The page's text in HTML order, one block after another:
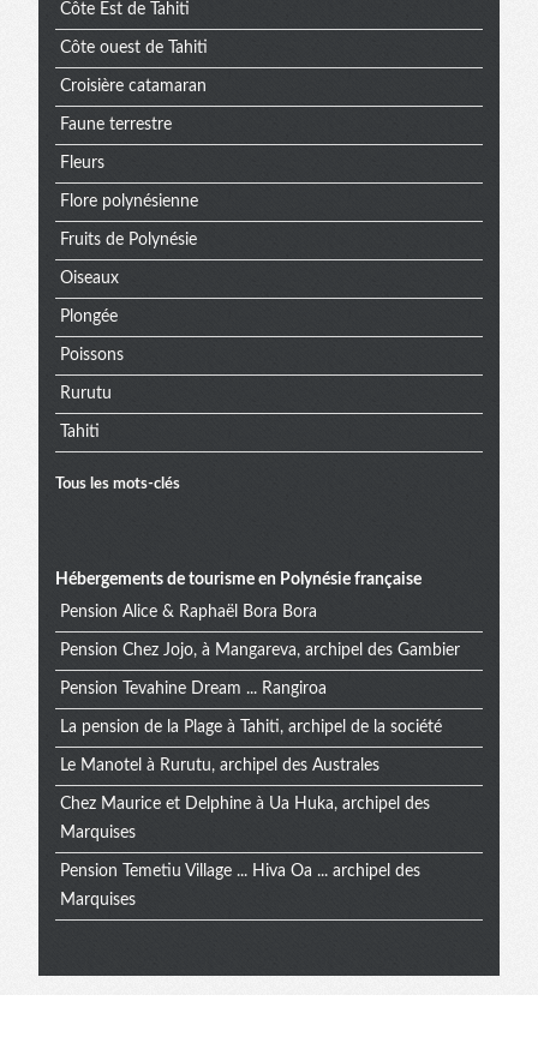
Côte Est de Tahiti
Côte ouest de Tahiti
Croisière catamaran
Faune terrestre
Fleurs
Flore polynésienne
Fruits de Polynésie
Oiseaux
Plongée
Poissons
Rurutu
Tahiti
Tous les mots-clés
Hébergements de tourisme en Polynésie française
Pension Alice & Raphaël Bora Bora
Pension Chez Jojo, à Mangareva, archipel des Gambier
Pension Tevahine Dream ... Rangiroa
La pension de la Plage à Tahiti, archipel de la société
Le Manotel à Rurutu, archipel des Australes
Chez Maurice et Delphine à Ua Huka, archipel des
Marquises
Pension Temetiu Village ... Hiva Oa ... archipel des
Marquises